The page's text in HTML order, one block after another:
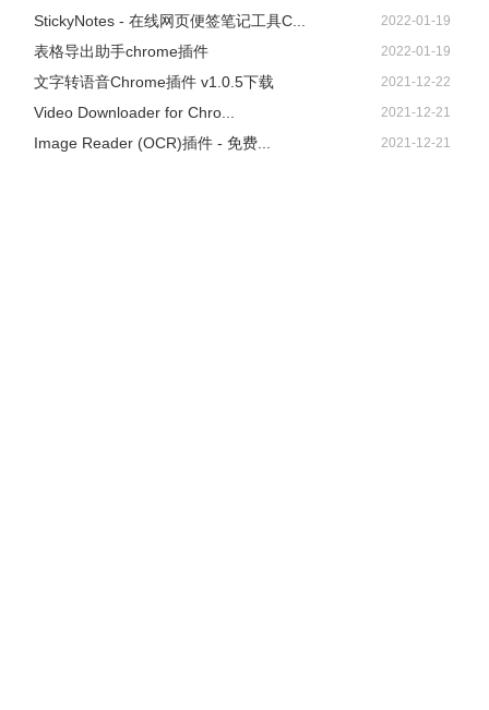
StickyNotes - 在线网页便签笔记工具C... 2022-01-19
表格导出助手chrome插件 2022-01-19
文字转语音Chrome插件 v1.0.5下载 2021-12-22
Video Downloader for Chro... 2021-12-21
Image Reader (OCR)插件 - 免费... 2021-12-21